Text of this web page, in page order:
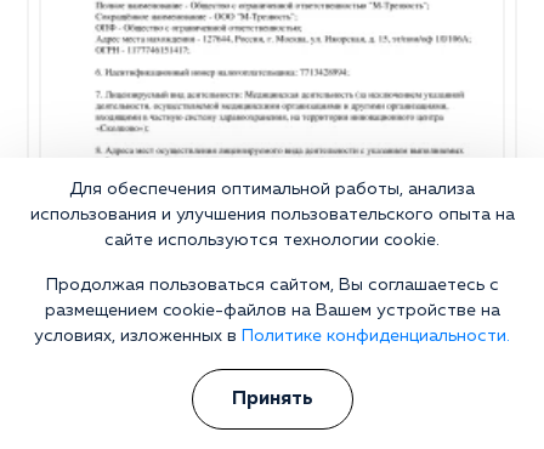
Почему стоит выбрать нашу
Для обеспечения оптимальной работы, анализа
использования и улучшения пользовательского опыта на
сайте используются технологии cookie.
Продолжая пользоваться сайтом, Вы соглашаетесь с
размещением cookie-файлов на Вашем устройстве на
условиях, изложенных в
Политике конфиденциальности.
Принять